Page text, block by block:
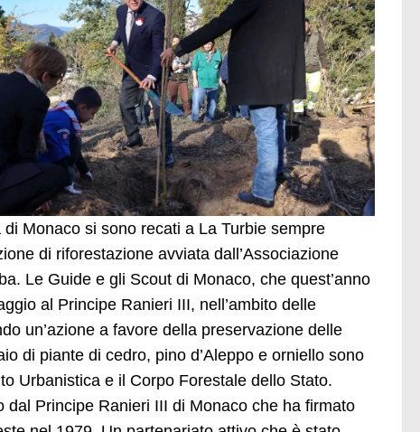
Monaco si sono recati a La Turbie sempre
di riforestazione avviata dall’Associazione
Le Guide e gli Scout di Monaco, che quest’anno
al Principe Ranieri III, nell’ambito delle
un’azione a favore della preservazione delle
di piante di cedro, pino d’Aleppo e orniello sono
Urbanistica e il Corpo Forestale dello Stato.
dal Principe Ranieri III di Monaco che ha firmato